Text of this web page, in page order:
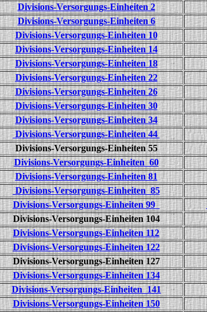
Divisions-Versorgungs-Einheiten 2
Divisions-Versorgungs-Einheiten 6
Divisions-Versorgungs-Einheiten 10
Divisions-Versorgungs-Einheiten 14
Divisions-Versorgungs-Einheiten 18
Divisions-Versorgungs-Einheiten 22
Divisions-Versorgungs-Einheiten 26
Divisions-Versorgungs-Einheiten 30
Divisions-Versorgungs-Einheiten 34
Divisions-Versorgungs-Einheiten 44
Divisions-Versorgungs-Einheiten 55
Divisions-Versorgungs-Einheiten 60
Divisions-Versorgungs-Einheiten 81
Divisions-Versorgungs-Einheiten 85
Divisions-Versorgungs-Einheiten 99
Divisions-Versorgungs-Einheiten 104
Divisions-Versorgungs-Einheiten 112
Divisions-Versorgungs-Einheiten 122
Divisions-Versorgungs-Einheiten 127
Divisions-Versorgungs-Einheiten 134
Divisions-Versorgungs-Einheiten 141
Divisions-Versorgungs-Einheiten 150